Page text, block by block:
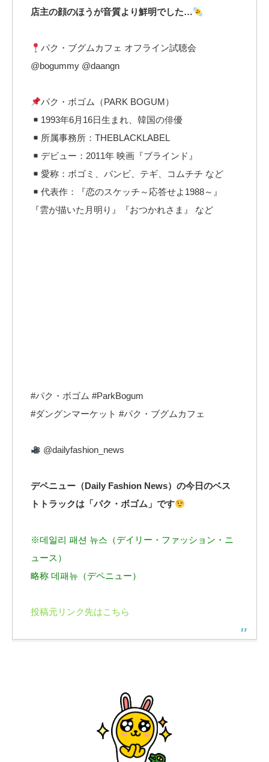
店主の顔のほうが音質より鮮明でした…
パク・ブグムカフェ オフライン試聴会
@bogummy @daangn
パク・ボゴム（PARK BOGUM）
1993年6月16日生まれ、韓国の俳優
所属事務所：THEBLACKLABEL
デビュー：2011年 映画『ブラインド』
愛称：ボゴミ、バンビ、テギ、コムチチ など
代表作：『恋のスケッチ～応答せよ1988～』
『雲が描いた月明り』『おつかれさま』 など
#パク・ボゴム #ParkBogum
#ダングンマーケット #パク・ブグムカフェ
@dailyfashion_news
デペニュー（Daily Fashion News）の今日のベス
トトラックは「パク・ボゴム」です
※데일리 패션 뉴스（デイリー・ファッション・ニ
ュース）
略称 데패뉴（デペニュー）
投稿元リンク先はこちら